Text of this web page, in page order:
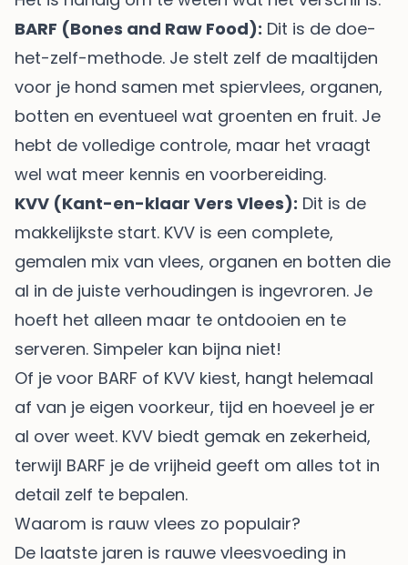
BARF (Bones and Raw Food): Dit is de doe-
het-zelf-methode. Je stelt zelf de maaltijden
voor je hond samen met spiervlees, organen,
botten en eventueel wat groenten en fruit. Je
hebt de volledige controle, maar het vraagt
wel wat meer kennis en voorbereiding.
KVV (Kant-en-klaar Vers Vlees): Dit is de
makkelijkste start. KVV is een complete,
gemalen mix van vlees, organen en botten die
al in de juiste verhoudingen is ingevroren. Je
hoeft het alleen maar te ontdooien en te
serveren. Simpeler kan bijna niet!
Of je voor BARF of KVV kiest, hangt helemaal
af van je eigen voorkeur, tijd en hoeveel je er
al over weet. KVV biedt gemak en zekerheid,
terwijl BARF je de vrijheid geeft om alles tot in
detail zelf te bepalen.
Waarom is rauw vlees zo populair?
De laatste jaren is rauwe vleesvoeding in